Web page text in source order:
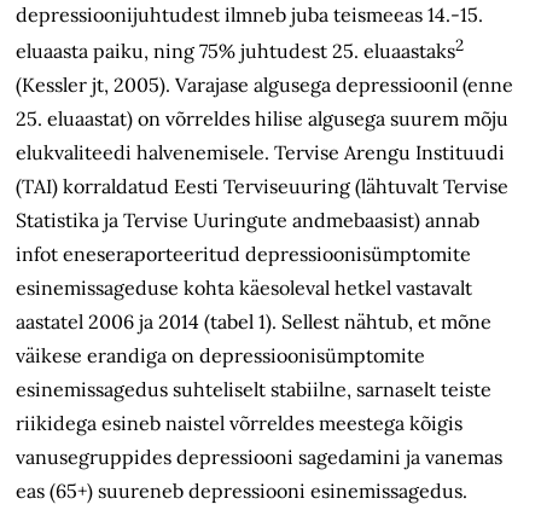
depressioonijuhtudest ilmneb juba teismeeas 14.-15.
eluaasta paiku, ning 75% juhtudest 25. eluaastaks2
(Kessler jt, 2005). Varajase algusega depressioonil (enne
25. eluaastat) on võrreldes hilise algusega suurem mõju
elukvaliteedi halvenemisele. Tervise Arengu Instituudi
(TAI) korraldatud Eesti Terviseuuring (lähtuvalt Tervise
Statistika ja Tervise Uuringute andmebaasist) annab
infot eneseraporteeritud depressioonisümptomite
esinemissageduse kohta käesoleval hetkel vastavalt
aastatel 2006 ja 2014 (tabel 1). Sellest nähtub, et mõne
väikese erandiga on depressioonisümptomite
esinemissagedus suhteliselt stabiilne, sarnaselt teiste
riikidega esineb naistel võrreldes meestega kõigis
vanusegruppides depressiooni sagedamini ja vanemas
eas (65+) suureneb depressiooni esinemissagedus.